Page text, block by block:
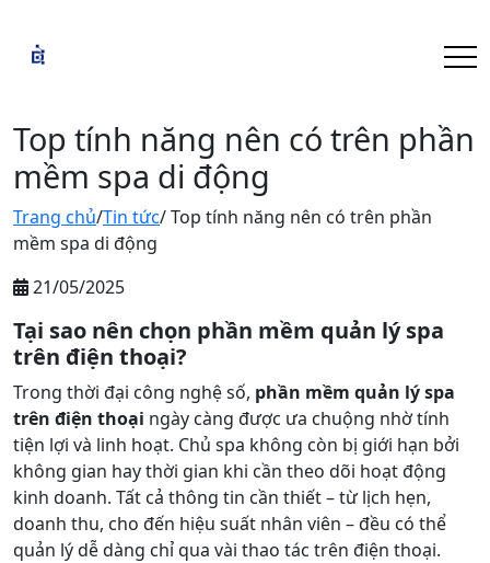
Top tính năng nên có trên phần
mềm spa di động
Trang chủ/Tin tức/ Top tính năng nên có trên phần
mềm spa di động
21/05/2025
Tại sao nên chọn phần mềm quản lý spa
trên điện thoại?
Trong thời đại công nghệ số, phần mềm quản lý spa
trên điện thoại ngày càng được ưa chuộng nhờ tính
tiện lợi và linh hoạt. Chủ spa không còn bị giới hạn bởi
không gian hay thời gian khi cần theo dõi hoạt động
kinh doanh. Tất cả thông tin cần thiết – từ lịch hẹn,
doanh thu, cho đến hiệu suất nhân viên – đều có thể
quản lý dễ dàng chỉ qua vài thao tác trên điện thoại.